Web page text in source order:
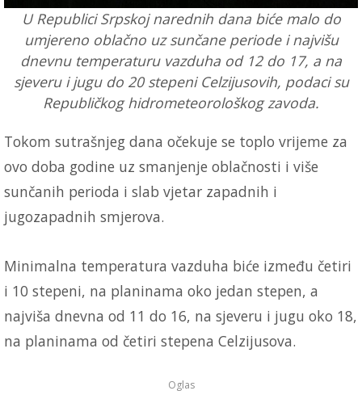
U Republici Srpskoj narednih dana biće malo do
umjereno oblačno uz sunčane periode i najvišu
dnevnu temperaturu vazduha od 12 do 17, a na
sjeveru i jugu do 20 stepeni Celzijusovih, podaci su
Republičkog hidrometeorološkog zavoda.
Tokom sutrašnjeg dana očekuje se toplo vrijeme za
ovo doba godine uz smanjenje oblačnosti i više
sunčanih perioda i slab vjetar zapadnih i
jugozapadnih smjerova.
Minimalna temperatura vazduha biće između četiri
i 10 stepeni, na planinama oko jedan stepen, a
najviša dnevna od 11 do 16, na sjeveru i jugu oko 18,
na planinama od četiri stepena Celzijusova.
Oglas